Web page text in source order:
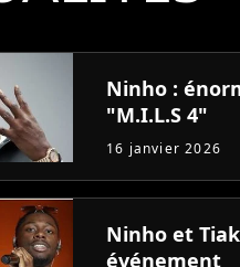
Ninho :
"M.I.L.S 4"
16 janvier 2026
Ninho et
événement